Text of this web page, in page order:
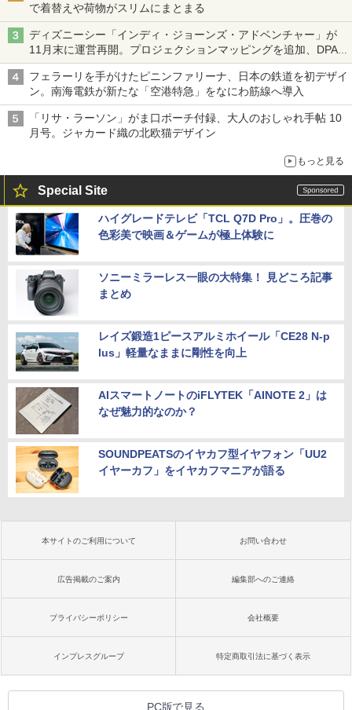
で着替えや荷物がスリムにまとまる
ディズニーシー「インディ・ジョーンズ・アドベンチャー」が
11月末に運営再開。プロジェクションマッピングを追加、DPA
は1500円
フェラーリを手がけたピニンファリーナ、日本の鉄道を初デザイ
ン。南海電鉄が新たな「空港特急」をなにわ筋線へ導入
「リサ・ラーソン」がま口ポーチ付録、大人のおしゃれ手帖 10
月号。ジャカード織の北欧猫デザイン
もっと見る
Special Site
ハイグレードテレビ「TCL Q7D Pro」。圧巻の
色彩美で映画＆ゲームが極上体験に
ソニーミラーレス一眼の大特集！ 見どころ記事
まとめ
レイズ鍛造1ピースアルミホイール「CE28 N-p
lus」軽量なままに剛性を向上
AIスマートノートのiFLYTEK「AINOTE 2」は
なぜ魅力的なのか？
SOUNDPEATSのイヤカフ型イヤフォン「UU2
イヤーカフ」をイヤカフマニアが語る
本サイトのご利用について お問い合わせ
広告掲載のご案内 編集部へのご連絡
プライバシーポリシー 会社概要
インプレスグループ 特定商取引法に基づく表示
PC版で見る